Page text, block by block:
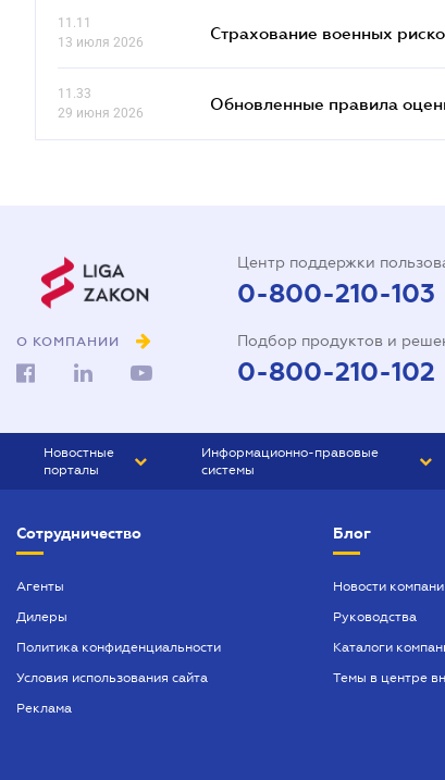
11.11
13 июля 2026
Страхование военных
11.33
29 июня 2026
Обновленные правила
О КОМПАНИИ
Центр поддержки
0-800-210-103
Подбор продуктов и
0-800-210-102
Новостные
порталы
БИЗНЕС
Информационно-правовые
системы
БУХГАЛТЕР ПРОФ
ЮРИСТ ПРОФ
Сотрудничество
Агенты
Дилеры
Политика конфиденциальности
Условия использования сайта
Реклама
Блог
Новости
Руководства
Каталоги
Темы в центре